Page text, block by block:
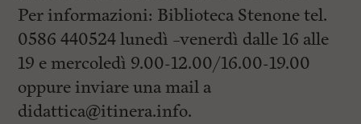
Per informazioni: Biblioteca Stenone tel.
0586 440524 lunedì –venerdì dalle 16 alle
19 e mercoledì 9.00-12.00/16.00-19.00
oppure inviare una mail a
didattica@itinera.info.